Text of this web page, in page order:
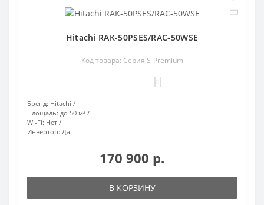
Hitachi RAK-50PSES/RAC-50WSE
Код товара: Серия S-Premium
Бренд: Hitachi
Площадь: до 50 м²
Wi-Fi: Нет
Инвертор: Да
170 900 р.
В КОРЗИНУ